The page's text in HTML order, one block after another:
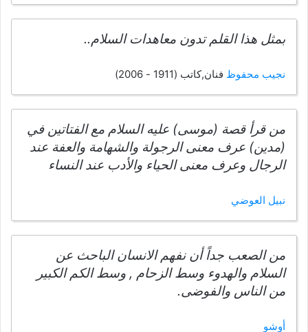
بمثل هذا القلم تدون معاهدات السلام..
نجيب محفوظ فنان,كاتب (1911 - 2006)
من قرأ قصة (موسى) عليه السلام مع الفتاتين في
(مدين) عرف معنى الرجولة والشهامة والعفة عند
الرجال وعرف معنى الحياء والأدب عند النساء
نبيل العوضي
من الصعب جداً أن نفهم الانسان الباحث عن
السلام والهدوء وسط الزحام , وسط الكم الكبير
من الناس والفوضى.
أوشو